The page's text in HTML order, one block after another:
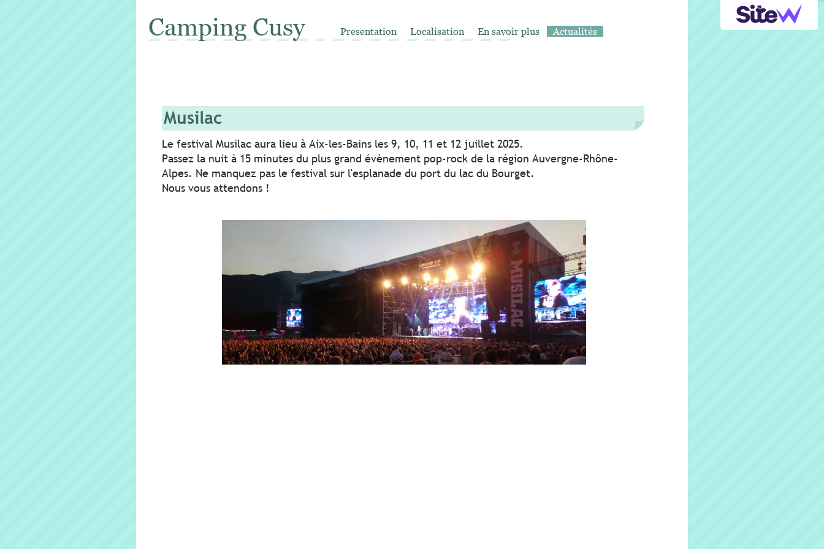
Camping Cusy Presentation Localisation En savoir plus Actualités
Musilac
Le festival Musilac aura lieu à Aix-les-Bains les 9, 10, 11 et 12 juillet 2025.
Passez la nuit à 15 minutes du plus grand évènement pop-rock de la région Auvergne-Rhône-
Alpes. Ne manquez pas le festival sur l'esplanade du port du lac du Bourget.
Nous vous attendons !